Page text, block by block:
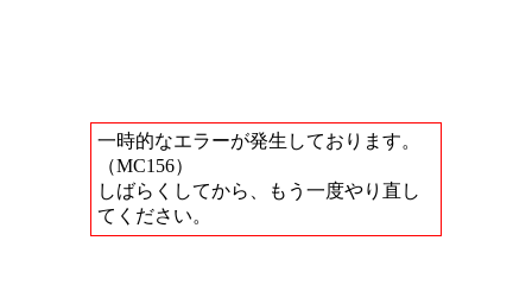
一時的なエラーが発生しております。
（MC156）
しばらくしてから、もう一度やり直し
てください。